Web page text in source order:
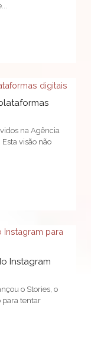
na Agência
visão não
Instagram
o Stories, o
para tentar